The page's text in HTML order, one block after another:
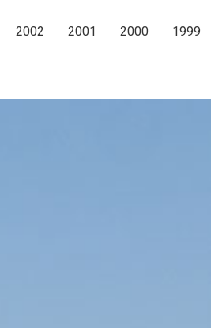
2002 2001 2000 1999